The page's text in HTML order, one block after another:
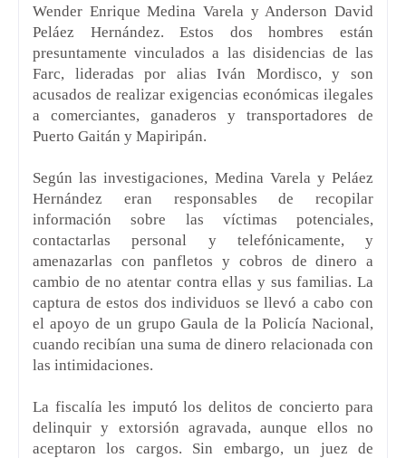
Wender Enrique Medina Varela y Anderson David
Peláez Hernández. Estos dos hombres están
presuntamente vinculados a las disidencias de las
Farc, lideradas por alias Iván Mordisco, y son
acusados de realizar exigencias económicas ilegales
a comerciantes, ganaderos y transportadores de
Puerto Gaitán y Mapiripán.
Según las investigaciones, Medina Varela y Peláez
Hernández eran responsables de recopilar
información sobre las víctimas potenciales,
contactarlas personal y telefónicamente, y
amenazarlas con panfletos y cobros de dinero a
cambio de no atentar contra ellas y sus familias. La
captura de estos dos individuos se llevó a cabo con
el apoyo de un grupo Gaula de la Policía Nacional,
cuando recibían una suma de dinero relacionada con
las intimidaciones.
La fiscalía les imputó los delitos de concierto para
delinquir y extorsión agravada, aunque ellos no
aceptaron los cargos. Sin embargo, un juez de